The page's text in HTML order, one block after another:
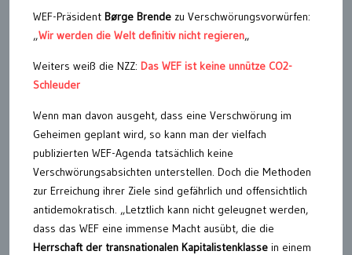
WEF-Präsident Børge Brende zu Verschwörungsvorwürfen:
„Wir werden die Welt definitiv nicht regieren„
Weiters weiß die NZZ: Das WEF ist keine unnütze CO2-
Schleuder
Wenn man davon ausgeht, dass eine Verschwörung im
Geheimen geplant wird, so kann man der vielfach
publizierten WEF-Agenda tatsächlich keine
Verschwörungsabsichten unterstellen. Doch die Methoden
zur Erreichung ihrer Ziele sind gefährlich und offensichtlich
antidemokratisch. „Letztlich kann nicht geleugnet werden,
dass das WEF eine immense Macht ausübt, die die
Herrschaft der transnationalen Kapitalistenklasse in einem